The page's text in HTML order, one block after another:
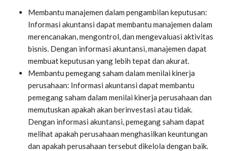
Membantu manajemen dalam pengambilan keputusan:
Informasi akuntansi dapat membantu manajemen dalam
merencanakan, mengontrol, dan mengevaluasi aktivitas
bisnis. Dengan informasi akuntansi, manajemen dapat
membuat keputusan yang lebih tepat dan akurat.
Membantu pemegang saham dalam menilai kinerja
perusahaan: Informasi akuntansi dapat membantu
pemegang saham dalam menilai kinerja perusahaan dan
memutuskan apakah akan berinvestasi atau tidak.
Dengan informasi akuntansi, pemegang saham dapat
melihat apakah perusahaan menghasilkan keuntungan
dan apakah perusahaan tersebut dikelola dengan baik.